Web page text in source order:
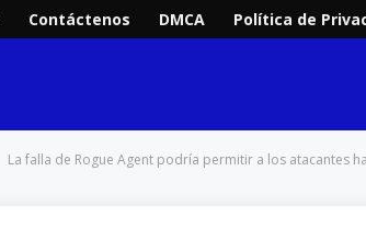
Contáctenos DMCA Política de
La falla de Rogue Agent podría permitir a los atacantes